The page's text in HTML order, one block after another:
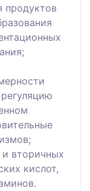
продуктов
и вторичных
кислот,